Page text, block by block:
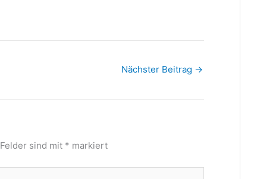
Nächster Beitrag →
sind mit * markiert